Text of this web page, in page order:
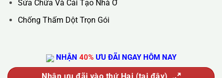
Vệ Sinh Công Nghiệp
Vệ Sinh Kính Nhà Cao Tầng